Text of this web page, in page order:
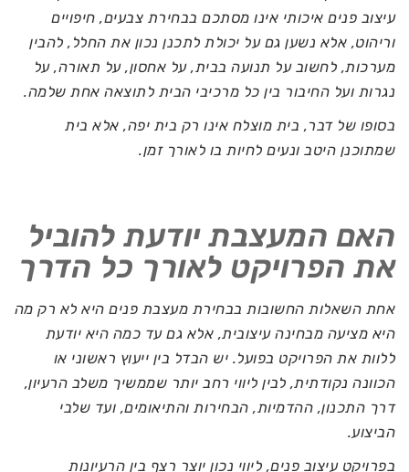
עיצוב פנים איכותי אינו מסתכם בבחירת צבעים, חיפויים
וריהוט, אלא נשען גם על יכולת לתכנן נכון את החלל, להבין
מערכות, לחשוב על תנועה בבית, על אחסון, על תאורה, על
נגרות ועל החיבור בין כל מרכיבי הבית לתוצאה אחת שלמה.
בסופו של דבר, בית מוצלח אינו רק בית יפה, אלא בית
שמתוכנן היטב ונעים לחיות בו לאורך זמן.
האם המעצבת יודעת להוביל
את הפרויקט לאורך כל הדרך
אחת השאלות החשובות בבחירת מעצבת פנים היא לא רק מה
היא מציעה מבחינה עיצובית, אלא גם עד כמה היא יודעת
ללוות את הפרויקט בפועל. יש הבדל בין ייעוץ ראשוני או
הכוונה נקודתית, לבין ליווי רחב יותר שממשיך משלב הרעיון,
דרך התכנון, ההדמיות, הבחירות והתיאומים, ועד שלבי
הביצוע.
בפרויקט עיצוב פנים, ליווי נכון יוצר רצף בין הרעיונות